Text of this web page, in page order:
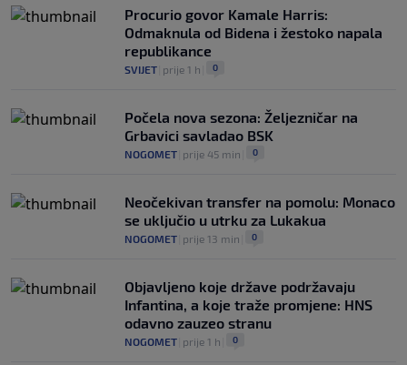
Procurio govor Kamale Harris:
Odmaknula od Bidena i žestoko napala
republikance
SVIJET prije 1 h 0
Počela nova sezona: Željezničar na
Grbavici savladao BSK
NOGOMET prije 45 min 0
Neočekivan transfer na pomolu: Monaco
se uključio u utrku za Lukakua
NOGOMET prije 13 min 0
Objavljeno koje države podržavaju
Infantina, a koje traže promjene: HNS
odavno zauzeo stranu
NOGOMET prije 1 h 0